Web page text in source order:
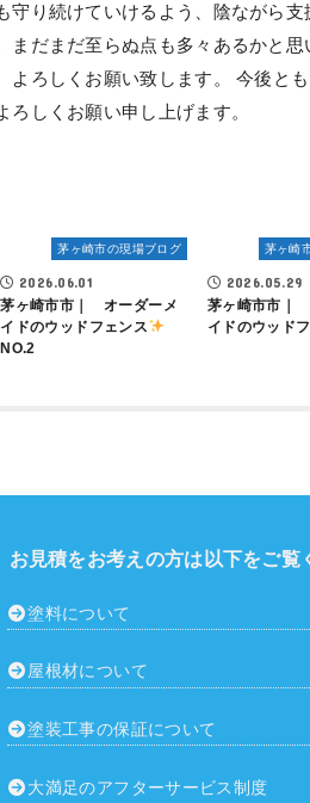
守り続けていけるよう、陰ながら支
まだまだ至らぬ点も多々あるかと思
よろしくお願い致します。 今後と
ろしくお願い申し上げます。
茅ヶ崎市の現場ブログ
2026.06.01
茅ヶ崎市市｜ オーダーメ
イドのウッドフェンス
NO.2
茅ヶ崎
2026.05.29
茅ヶ崎市市｜
イドのウッド
お見積をお考えの方は以下をご覧
塗料について
屋根材について
塗装工事の保証について
大満足のアフターサービス制度